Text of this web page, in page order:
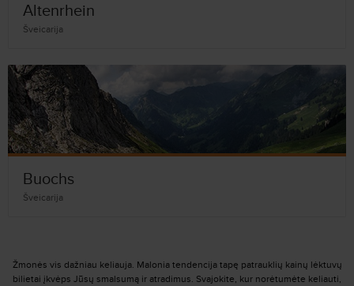
Altenrhein
Šveicarija
Buochs
Šveicarija
Žmonės vis dažniau keliauja. Malonia tendencija tapę patrauklių kainų lėktuvų
bilietai įkvėps Jūsų smalsumą ir atradimus. Svajokite, kur norėtumėte keliauti,